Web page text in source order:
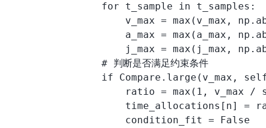
                for t_sample in t_samples:
v_max = max(v_max,
a_max = max(a_max,
j_max = max(j_max,
                # 判断是否满足约束条件
if Compare.large(v_max,
ratio = max(1, v_max /
time_allocations[n] =
                    condition_fit = False